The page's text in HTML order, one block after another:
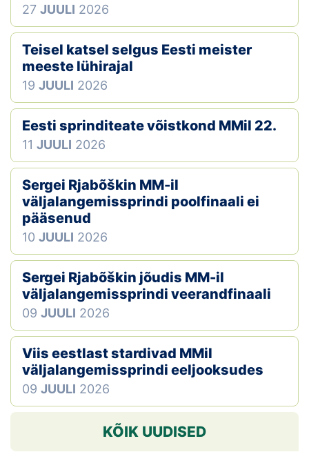
27 JUULI 2026
Teisel katsel selgus Eesti meister
meeste lühirajal
19 JUULI 2026
Eesti sprinditeate võistkond MMil 22.
11 JUULI 2026
Sergei Rjabõškin MM-il
väljalangemissprindi poolfinaali ei
pääsenud
10 JUULI 2026
Sergei Rjabõškin jõudis MM-il
väljalangemissprindi veerandfinaali
09 JUULI 2026
Viis eestlast stardivad MMil
väljalangemissprindi eeljooksudes
09 JUULI 2026
KÕIK UUDISED